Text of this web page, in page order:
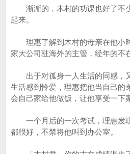
渐渐的，木村的功课也好了不
起来。
理惠了解到木村的母亲在他小
家大公司驻海外的主管，经年的不
出于对孤身一人生活的同感，
生活感到怜爱，理惠把他当自己的
会自己家给他做饭，让他享受一下
一个月后的一次考试，理惠发
都很好，不禁将他叫到办公室。